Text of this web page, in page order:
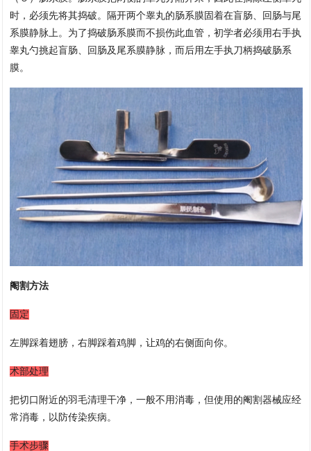
时，必须先将其捣破。隔开两个睾丸的肠系膜固着在盲肠、回肠与尾
系膜静脉上。为了捣破肠系膜而不损伤此血管，初学者必须用右手执
睾丸勺挑起盲肠、回肠及尾系膜静脉，而后用左手执刀柄捣破肠系
膜。
阉割方法
固定
左脚踩着翅膀，右脚踩着鸡脚，让鸡的右侧面向你。
术部处理
把切口附近的羽毛清理干净，一般不用消毒，但使用的阉割器械应经
常消毒，以防传染疾病。
手术步骤